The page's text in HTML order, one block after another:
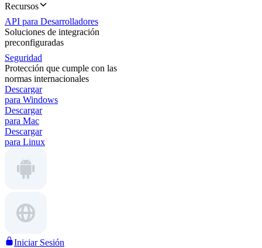
Recursos
API para Desarrolladores
Soluciones de integración
preconfiguradas
Seguridad
Protección que cumple con las
normas internacionales
Descargar
para Windows
Descargar
para Mac
Descargar
para Linux
Iniciar Sesión